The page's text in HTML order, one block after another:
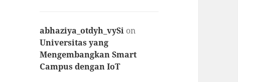
abhaziya_otdyh_vySi on
Universitas yang
Mengembangkan Smart
Campus dengan IoT